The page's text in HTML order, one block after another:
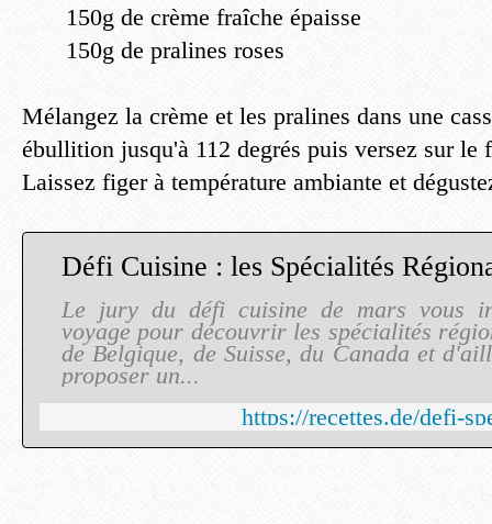
150g de crème fraîche épaisse
150g de pralines roses
Mélangez la crème et les pralines dans une
ébullition jusqu'à 112 degrés puis versez sur le
Laissez figer à température ambiante et
Défi Cuisine : les Spécialités
Le jury du défi cuisine de mars vous
voyage pour découvrir les spécialités
de Belgique, de Suisse, du Canada et
proposer un...
https://recettes.de/defi-